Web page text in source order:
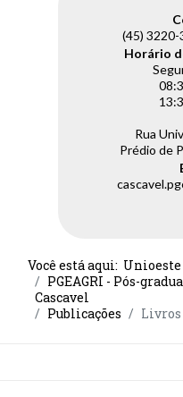
(45)
Horário
Rua
Prédio de
Você está aqui: Unioeste
PGEAGRI - Pós-
Cascavel
Publicações
Livros